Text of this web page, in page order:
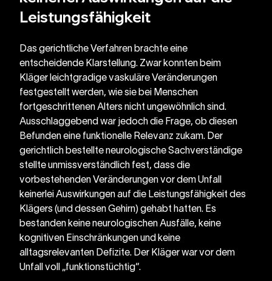
Leistungsfähigkeit
Das gerichtliche Verfahren brachte eine
entscheidende Klarstellung. Zwar konnten beim
Kläger leichtgradige vaskuläre Veränderungen
festgestellt werden, wie sie bei Menschen
fortgeschrittenen Alters nicht ungewöhnlich sind.
Ausschlaggebend war jedoch die Frage, ob diesen
Befunden eine funktionelle Relevanz zukam. Der
gerichtlich bestellte neurologische Sachverständige
stellte unmissverständlich fest, dass die
vorbestehenden Veränderungen vor dem Unfall
keinerlei Auswirkungen auf die Leistungsfähigkeit des
Klägers (und dessen Gehirn) gehabt hatten. Es
bestanden keine neurologischen Ausfälle, keine
kognitiven Einschränkungen und keine
alltagsrelevanten Defizite. Der Kläger war vor dem
Unfall voll „funktionstüchtig“.